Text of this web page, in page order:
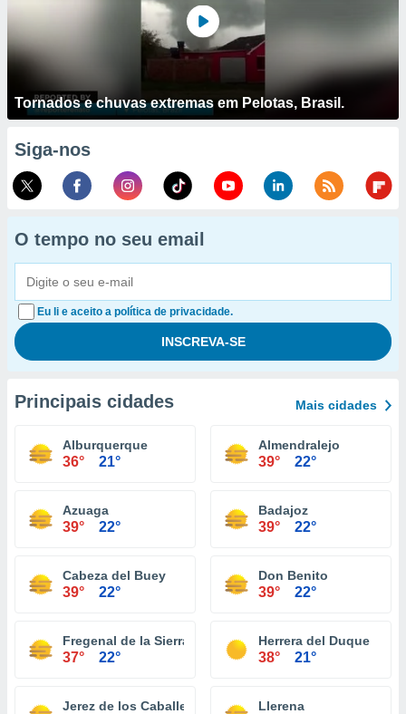
Tornados e chuvas extremas em Pelotas, Brasil.
Siga-nos
O tempo no seu email
Eu li e aceito a política de privacidade.
Principais cidades Mais cidades
Alburquerque
36° 21°
Almendralejo
39° 22°
Azuaga
39° 22°
Badajoz
39° 22°
Cabeza del Buey
39° 22°
Don Benito
39° 22°
Fregenal de la Sierra
37° 22°
Herrera del Duque
38° 21°
Jerez de los Caballeros Llerena